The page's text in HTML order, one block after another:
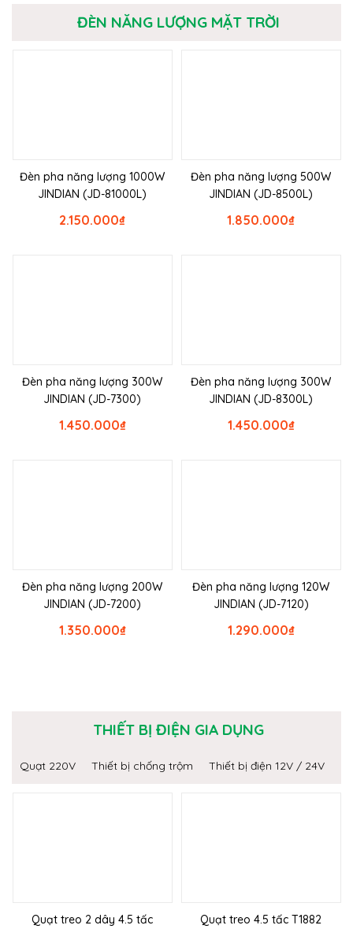
ĐÈN NĂNG LƯỢNG MẶT TRỜI
Đèn pha năng lượng 1000W
JINDIAN (JD-81000L)
₫
2.150.000
Đèn pha năng lượng 500W
JINDIAN (JD-8500L)
₫
1.850.000
Đèn pha năng lượng 300W
JINDIAN (JD-7300)
₫
1.450.000
Đèn pha năng lượng 300W
JINDIAN (JD-8300L)
₫
1.450.000
Đèn pha năng lượng 200W
JINDIAN (JD-7200)
₫
1.350.000
Đèn pha năng lượng 120W
JINDIAN (JD-7120)
₫
1.290.000
THIẾT BỊ ĐIỆN GIA DỤNG
Quạt 220V Thiết bị chống trộm Thiết bị điện 12V / 24V
Quạt treo 2 dây 4.5 tấc
Quạt treo 4.5 tấc T1882